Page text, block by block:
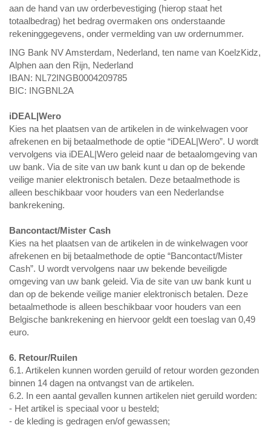
aan de hand van uw orderbevestiging (hierop staat het
totaalbedrag) het bedrag overmaken ons onderstaande
rekeninggegevens, onder vermelding van uw ordernummer.
ING Bank NV Amsterdam, Nederland, ten name van KoelzKidz,
Alphen aan den Rijn, Nederland
IBAN: NL72INGB0004209785
BIC: INGBNL2A
iDEAL|Wero
Kies na het plaatsen van de artikelen in de winkelwagen voor
afrekenen en bij betaalmethode de optie “iDEAL|Wero”. U wordt
vervolgens via iDEAL|Wero geleid naar de betaalomgeving van
uw bank. Via de site van uw bank kunt u dan op de bekende
veilige manier elektronisch betalen. Deze betaalmethode is
alleen beschikbaar voor houders van een Nederlandse
bankrekening.
Bancontact/Mister Cash
Kies na het plaatsen van de artikelen in de winkelwagen voor
afrekenen en bij betaalmethode de optie “Bancontact/Mister
Cash”. U wordt vervolgens naar uw bekende beveiligde
omgeving van uw bank geleid. Via de site van uw bank kunt u
dan op de bekende veilige manier elektronisch betalen. Deze
betaalmethode is alleen beschikbaar voor houders van een
Belgische bankrekening en hiervoor geldt een toeslag van 0,49
euro.
6. Retour/Ruilen
6.1. Artikelen kunnen worden geruild of retour worden gezonden
binnen 14 dagen na ontvangst van de artikelen.
6.2. In een aantal gevallen kunnen artikelen niet geruild worden:
- Het artikel is speciaal voor u besteld;
- de kleding is gedragen en/of gewassen;